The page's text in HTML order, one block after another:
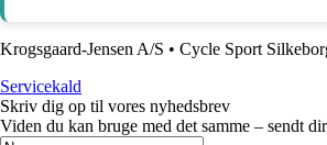
Krogsgaard-Jensen A/S • Cycle Sport
Servicekald
Skriv dig op til vores nyhedsbrev
Viden du kan bruge med det samme – sendt